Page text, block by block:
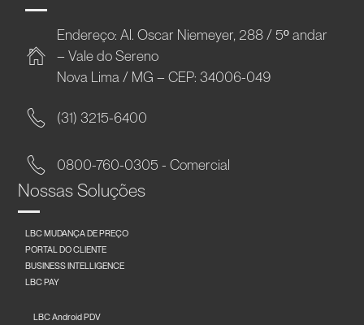
Endereço: Al. Oscar Niemeyer, 288 / 5º andar
– Vale do Sereno
Nova Lima / MG – CEP: 34006-049
(31) 3215-6400
0800-760-0305 - Comercial
Nossas Soluções
LBC MUDANÇA DE PREÇO
PORTAL DO CLIENTE
BUSINESS INTELLIGENCE
LBC PAY
LBC Android PDV